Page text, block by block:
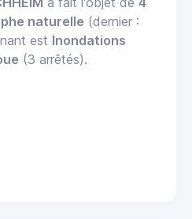
naturelle (dernier :
est Inondations
(3 arrêtés).